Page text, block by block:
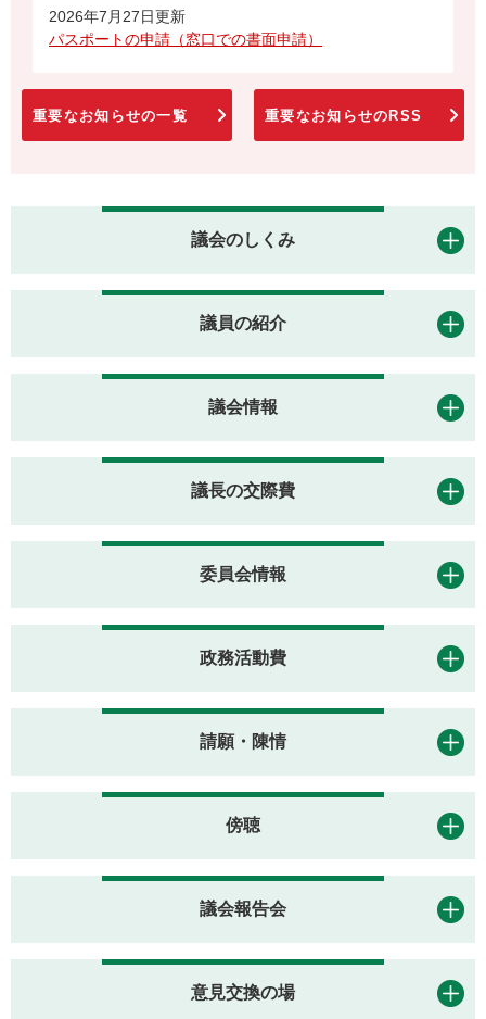
2026年7月27日更新
パスポートの申請（窓口での書面申請）
重要なお知らせの一覧 重要なお知らせのRSS
議会のしくみ
議員の紹介
議会情報
議長の交際費
委員会情報
政務活動費
請願・陳情
傍聴
議会報告会
意見交換の場